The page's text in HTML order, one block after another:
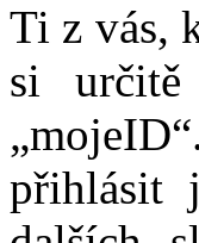
Ti z vás,
si
přihlásit